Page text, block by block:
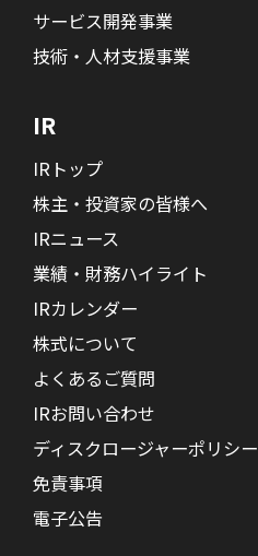
サービス開発事業
技術・人材支援事業
IR
IRトップ
株主・投資家の皆様へ
IRニュース
業績・財務ハイライト
IRカレンダー
株式について
よくあるご質問
IRお問い合わせ
ディスクロージャーポリシー
免責事項
電子公告